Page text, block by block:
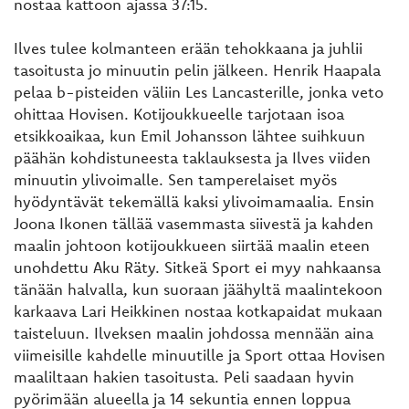
nostaa kattoon ajassa 37:15.
Ilves tulee kolmanteen erään tehokkaana ja juhlii
tasoitusta jo minuutin pelin jälkeen. Henrik Haapala
pelaa b-pisteiden väliin Les Lancasterille, jonka veto
ohittaa Hovisen. Kotijoukkueelle tarjotaan isoa
etsikkoaikaa, kun Emil Johansson lähtee suihkuun
päähän kohdistuneesta taklauksesta ja Ilves viiden
minuutin ylivoimalle. Sen tamperelaiset myös
hyödyntävät tekemällä kaksi ylivoimamaalia. Ensin
Joona Ikonen tällää vasemmasta siivestä ja kahden
maalin johtoon kotijoukkueen siirtää maalin eteen
unohdettu Aku Räty. Sitkeä Sport ei myy nahkaansa
tänään halvalla, kun suoraan jäähyltä maalintekoon
karkaava Lari Heikkinen nostaa kotkapaidat mukaan
taisteluun. Ilveksen maalin johdossa mennään aina
viimeisille kahdelle minuutille ja Sport ottaa Hovisen
maaliltaan hakien tasoitusta. Peli saadaan hyvin
pyörimään alueella ja 14 sekuntia ennen loppua